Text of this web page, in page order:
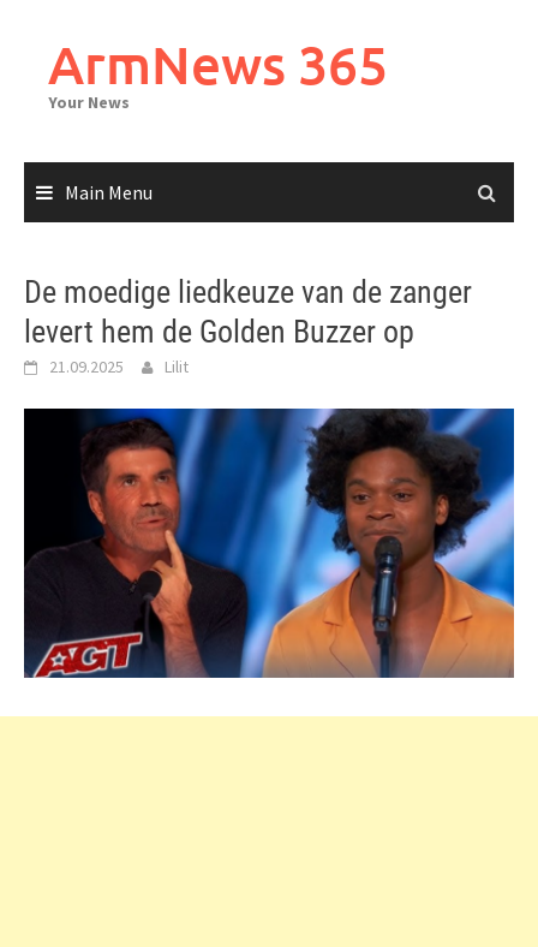
contentArmNews 365
Your News
Main Menu
De moedige liedkeuze van de zanger
levert hem de Golden Buzzer op
21.09.2025 Lilit